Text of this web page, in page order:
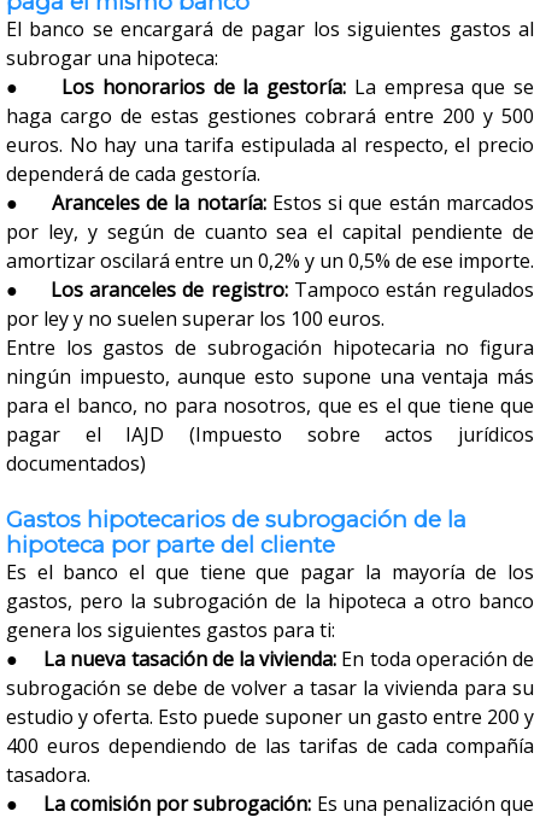
El banco se encargará de pagar los siguientes gastos al
subrogar una hipoteca:
● Los honorarios de la gestoría: La empresa que se
haga cargo de estas gestiones cobrará entre 200 y 500
euros. No hay una tarifa estipulada al respecto, el precio
dependerá de cada gestoría.
● Aranceles de la notaría: Estos si que están marcados
por ley, y según de cuanto sea el capital pendiente de
amortizar oscilará entre un 0,2% y un 0,5% de ese importe.
● Los aranceles de registro:Tampoco están regulados
por ley y no suelen superar los 100 euros.
Entre los gastos de subrogación hipotecaria no figura
ningún impuesto, aunque esto supone una ventaja más
para el banco, no para nosotros, que es el que tiene que
pagar el IAJD (Impuesto sobre actos jurídicos
documentados)
Gastos hipotecarios de subrogación de la
hipoteca por parte del cliente
Es el banco el que tiene que pagar la mayoría de los
gastos, pero la subrogación de la hipoteca a otro banco
genera los siguientes gastos para ti:
● La nueva tasación de la vivienda: En toda operación de
subrogación se debe de volver a tasar la vivienda para su
estudio y oferta. Esto puede suponer un gasto entre 200 y
400 euros dependiendo de las tarifas de cada compañía
tasadora.
● La comisión por subrogación: Es una penalización que